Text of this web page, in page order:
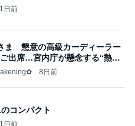
1日前
ま 懇意の高級カーディーラー
出席…宮内庁が懸念する“熱心
8日前
コンパクト
1日前